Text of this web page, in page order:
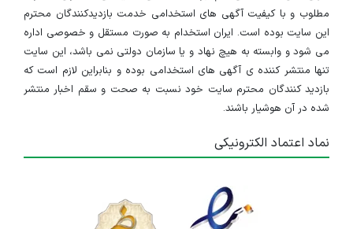
مطلوب و با کیفیت آگهی های استخدامی خدمت بازدیدکنندگان محترم
این سایت بوده است. ایران استخدام به صورت مستقل و خصوصی اداره
می شود و وابسته به هیچ نهاد و یا سازمان دولتی نمی باشد، این سایت
تنها منتشر کننده ی آگهی های استخدامی بوده و بنابراین لازم است که
بازدید کنندگان محترم سایت خود نسبت به صحت و سقم اخبار منتشر
شده در آن هوشیار باشند.
نماد اعتماد الکترونیکی